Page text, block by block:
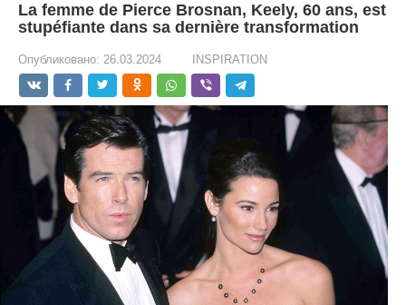
La femme de Pierce Brosnan, Keely, 60 ans, est
stupéfiante dans sa dernière transformation
Опубликовано: 26.03.2024 INSPIRATION